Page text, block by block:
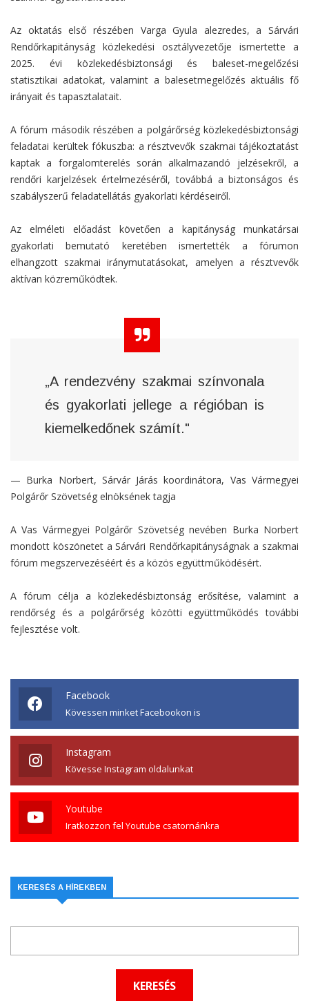
Az oktatás első részében Varga Gyula alezredes, a Sárvári
Rendőrkapitányság közlekedési osztályvezetője ismertette a
2025. évi közlekedésbiztonsági és baleset-megelőzési
statisztikai adatokat, valamint a balesetmegelőzés aktuális fő
irányait és tapasztalatait.
A fórum második részében a polgárőrség közlekedésbiztonsági
feladatai kerültek fókuszba: a résztvevők szakmai tájékoztatást
kaptak a forgalomterelés során alkalmazandó jelzésekről, a
rendőri karjelzések értelmezéséről, továbbá a biztonságos és
szabályszerű feladatellátás gyakorlati kérdéseiről.
Az elméleti előadást követően a kapitányság munkatársai
gyakorlati bemutató keretében ismertették a fórumon
elhangzott szakmai iránymutatásokat, amelyen a résztvevők
aktívan közreműködtek.
„A rendezvény szakmai színvonala
és gyakorlati jellege a régióban is
kiemelkedőnek számít."
— Burka Norbert, Sárvár Járás koordinátora, Vas Vármegyei
Polgárőr Szövetség elnöksének tagja
A Vas Vármegyei Polgárőr Szövetség nevében Burka Norbert
mondott köszönetet a Sárvári Rendőrkapitányságnak a szakmai
fórum megszervezéséért és a közös együttműködésért.
A fórum célja a közlekedésbiztonság erősítése, valamint a
rendőrség és a polgárőrség közötti együttműködés további
fejlesztése volt.
Facebook
Kövessen minket Facebookon is
Instagram
Kövesse Instagram oldalunkat
Youtube
Iratkozzon fel Youtube csatornánkra
KERESÉS A HÍREKBEN